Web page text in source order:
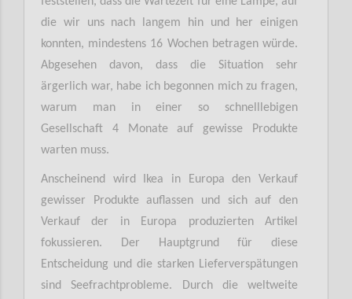
die wir uns nach langem hin und her einigen
konnten, mindestens 16 Wochen betragen würde.
Abgesehen davon, dass die Situation sehr
ärgerlich war, habe ich begonnen mich zu fragen,
warum man in einer so schnelllebigen
Gesellschaft 4 Monate auf gewisse Produkte
warten muss.
Anscheinend wird Ikea in Europa den Verkauf
gewisser Produkte auflassen und sich auf den
Verkauf der in Europa produzierten Artikel
fokussieren. Der Hauptgrund für diese
Entscheidung und die starken Lieferverspätungen
sind Seefrachtprobleme. Durch die weltweite